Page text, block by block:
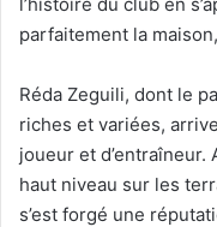
parfaitement la
Réda Zeguili, dont le
riches et variées,
joueur et
haut niveau sur les
s’est forgé une